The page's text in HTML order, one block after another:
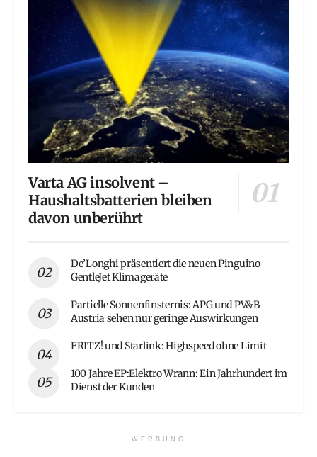
Varta AG insolvent –
Haushaltsbatterien bleiben
davon unberührt
De’Longhi präsentiert die neuen Pinguino
GentleJet Klimageräte
Partielle Sonnenfinsternis: APG und PV&B
Austria sehen nur geringe Auswirkungen
FRITZ! und Starlink: Highspeed ohne Limit
100 Jahre EP:Elektro Wrann: Ein Jahrhundert im
Dienst der Kunden
WERBUNG